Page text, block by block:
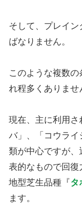
そして、プレイ
ばなりません。
このような複数
れ程多くありませ
現在、主に利用
バ」、「コウラ
類が中心ですが
表的なもので回
地型芝生品種『 タ
ます。